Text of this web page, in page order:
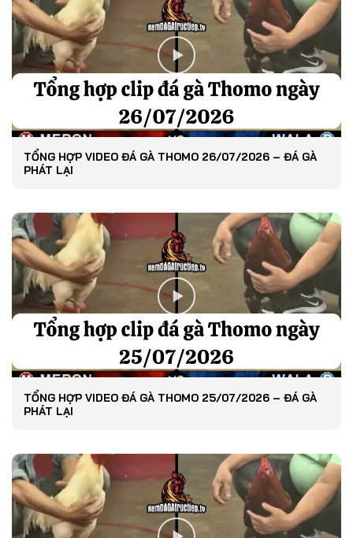
TỔNG HỢP VIDEO ĐÁ GÀ THOMO 26/07/2026 – ĐÁ GÀ
PHÁT LẠI
TỔNG HỢP VIDEO ĐÁ GÀ THOMO 25/07/2026 – ĐÁ GÀ
PHÁT LẠI